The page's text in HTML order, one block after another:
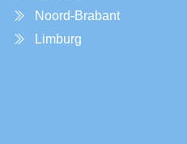
Noord-Brabant
Limburg